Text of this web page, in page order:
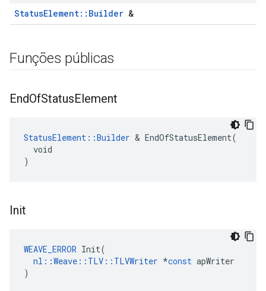
StatusElement::Builder &
Funções públicas
EndOfStatusElement
StatusElement::Builder & EndOfStatusElement(
  void
)
Init
WEAVE_ERROR Init(
nl ::Weave :: TLV :: TLVWriter *const apWriter
)